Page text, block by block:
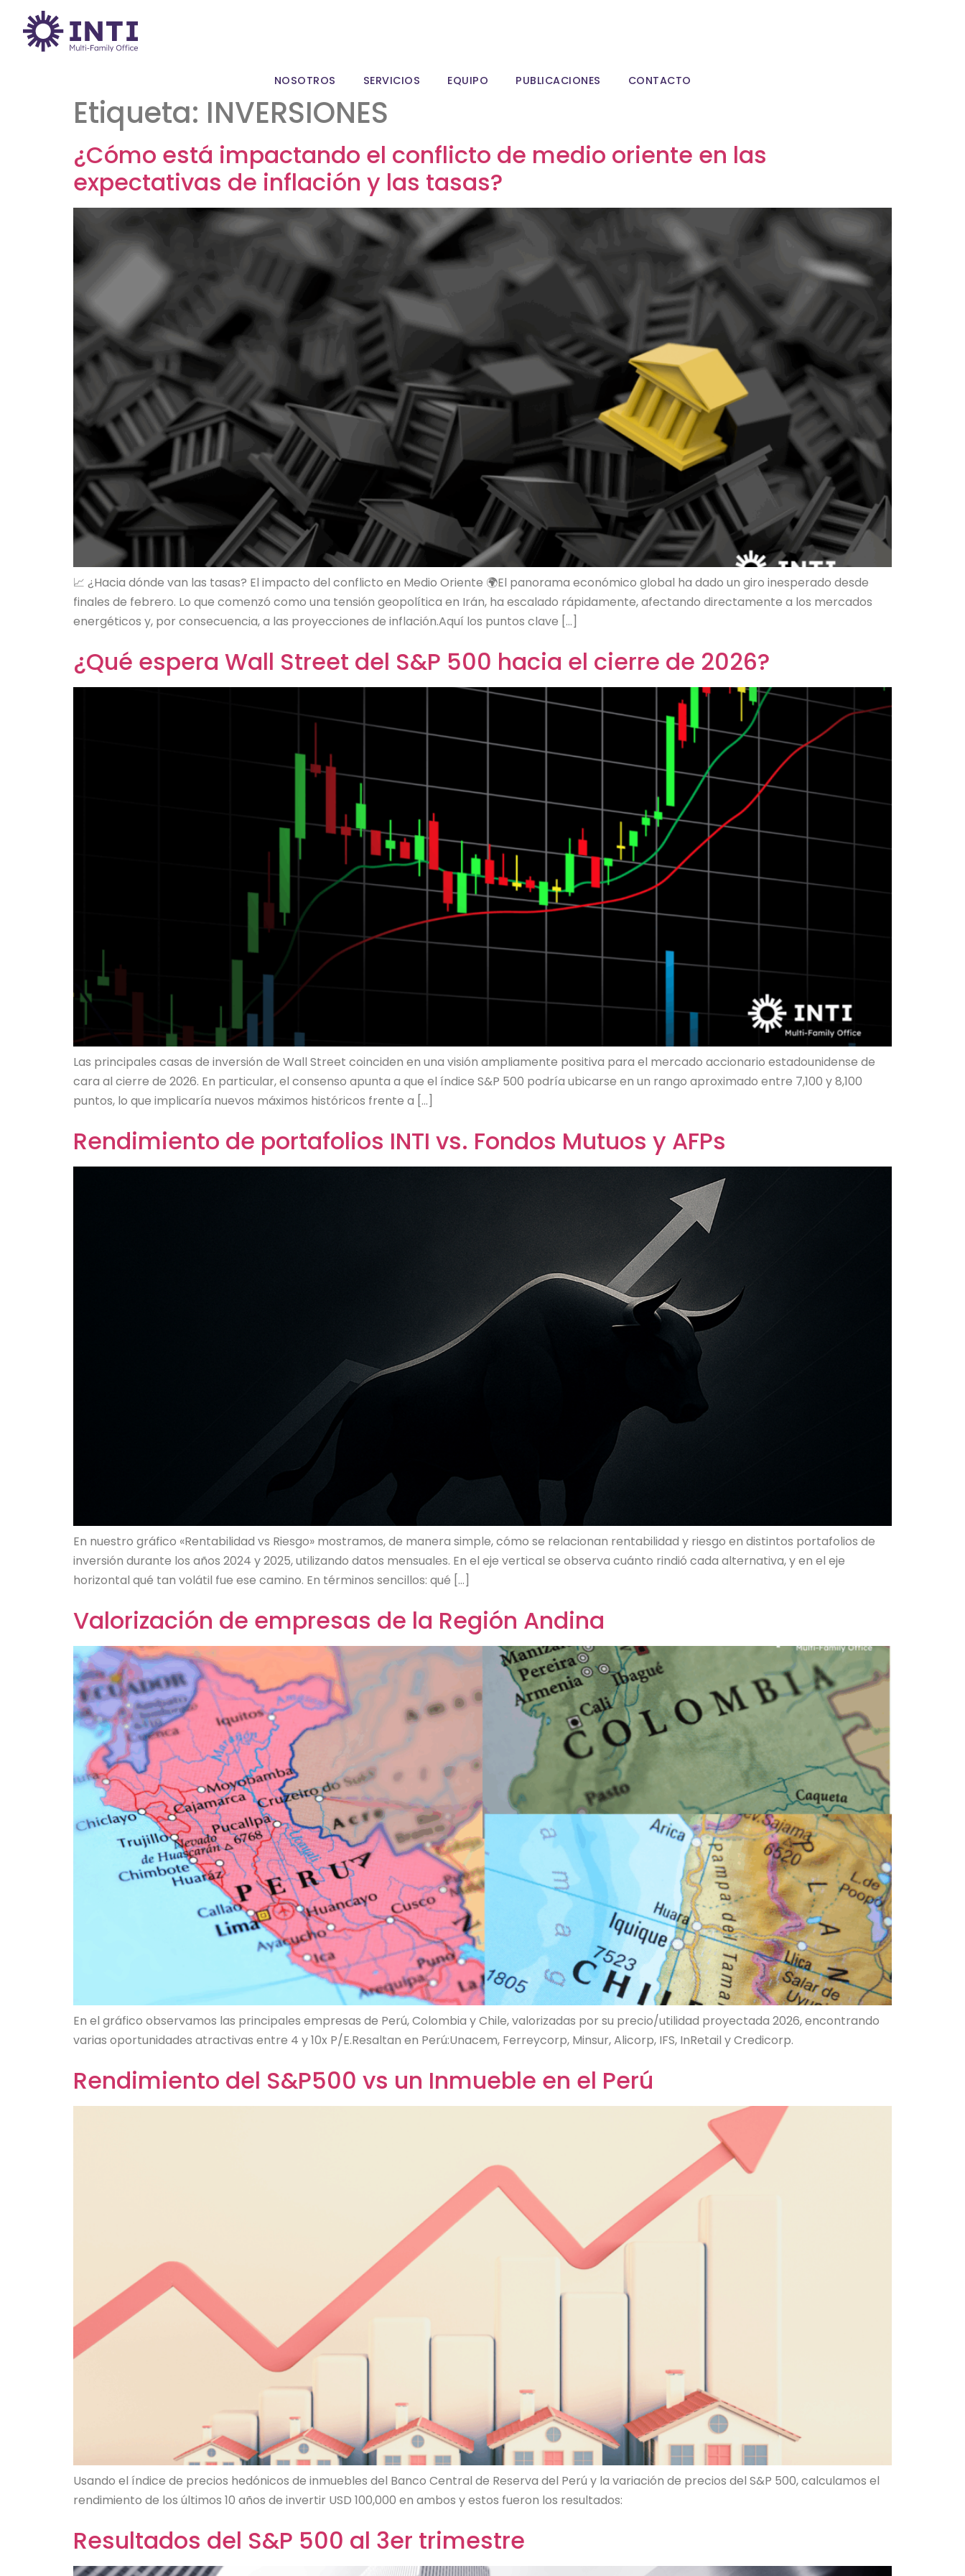
NOSOTROS SERVICIOS EQUIPO PUBLICACIONES CONTACTO
Etiqueta: INVERSIONES
¿Cómo está impactando el conflicto de medio oriente en las
expectativas de inflación y las tasas?
📈 ¿Hacia dónde van las tasas? El impacto del conflicto en Medio Oriente 🌍El panorama económico global ha dado un giro inesperado desde
finales de febrero. Lo que comenzó como una tensión geopolítica en Irán, ha escalado rápidamente, afectando directamente a los mercados
energéticos y, por consecuencia, a las proyecciones de inflación.Aquí los puntos clave […]
¿Qué espera Wall Street del S&P 500 hacia el cierre de 2026?
Las principales casas de inversión de Wall Street coinciden en una visión ampliamente positiva para el mercado accionario estadounidense de
cara al cierre de 2026. En particular, el consenso apunta a que el índice S&P 500 podría ubicarse en un rango aproximado entre 7,100 y 8,100
puntos, lo que implicaría nuevos máximos históricos frente a […]
Rendimiento de portafolios INTI vs. Fondos Mutuos y AFPs
En nuestro gráfico «Rentabilidad vs Riesgo» mostramos, de manera simple, cómo se relacionan rentabilidad y riesgo en distintos portafolios de
inversión durante los años 2024 y 2025, utilizando datos mensuales. En el eje vertical se observa cuánto rindió cada alternativa, y en el eje
horizontal qué tan volátil fue ese camino. En términos sencillos: qué […]
Valorización de empresas de la Región Andina
En el gráfico observamos las principales empresas de Perú, Colombia y Chile, valorizadas por su precio/utilidad proyectada 2026, encontrando
varias oportunidades atractivas entre 4 y 10x P/E.Resaltan en Perú:Unacem, Ferreycorp, Minsur, Alicorp, IFS, InRetail y Credicorp.
Rendimiento del S&P500 vs un Inmueble en el Perú
Usando el índice de precios hedónicos de inmuebles del Banco Central de Reserva del Perú y la variación de precios del S&P 500, calculamos el
rendimiento de los últimos 10 años de invertir USD 100,000 en ambos y estos fueron los resultados:
Resultados del S&P 500 al 3er trimestre